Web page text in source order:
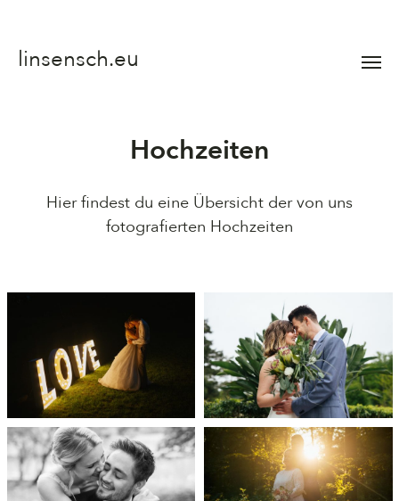
linsensch.eu
Menü
Hochzeiten
Hier findest du eine Übersicht der von uns
fotografierten Hochzeiten